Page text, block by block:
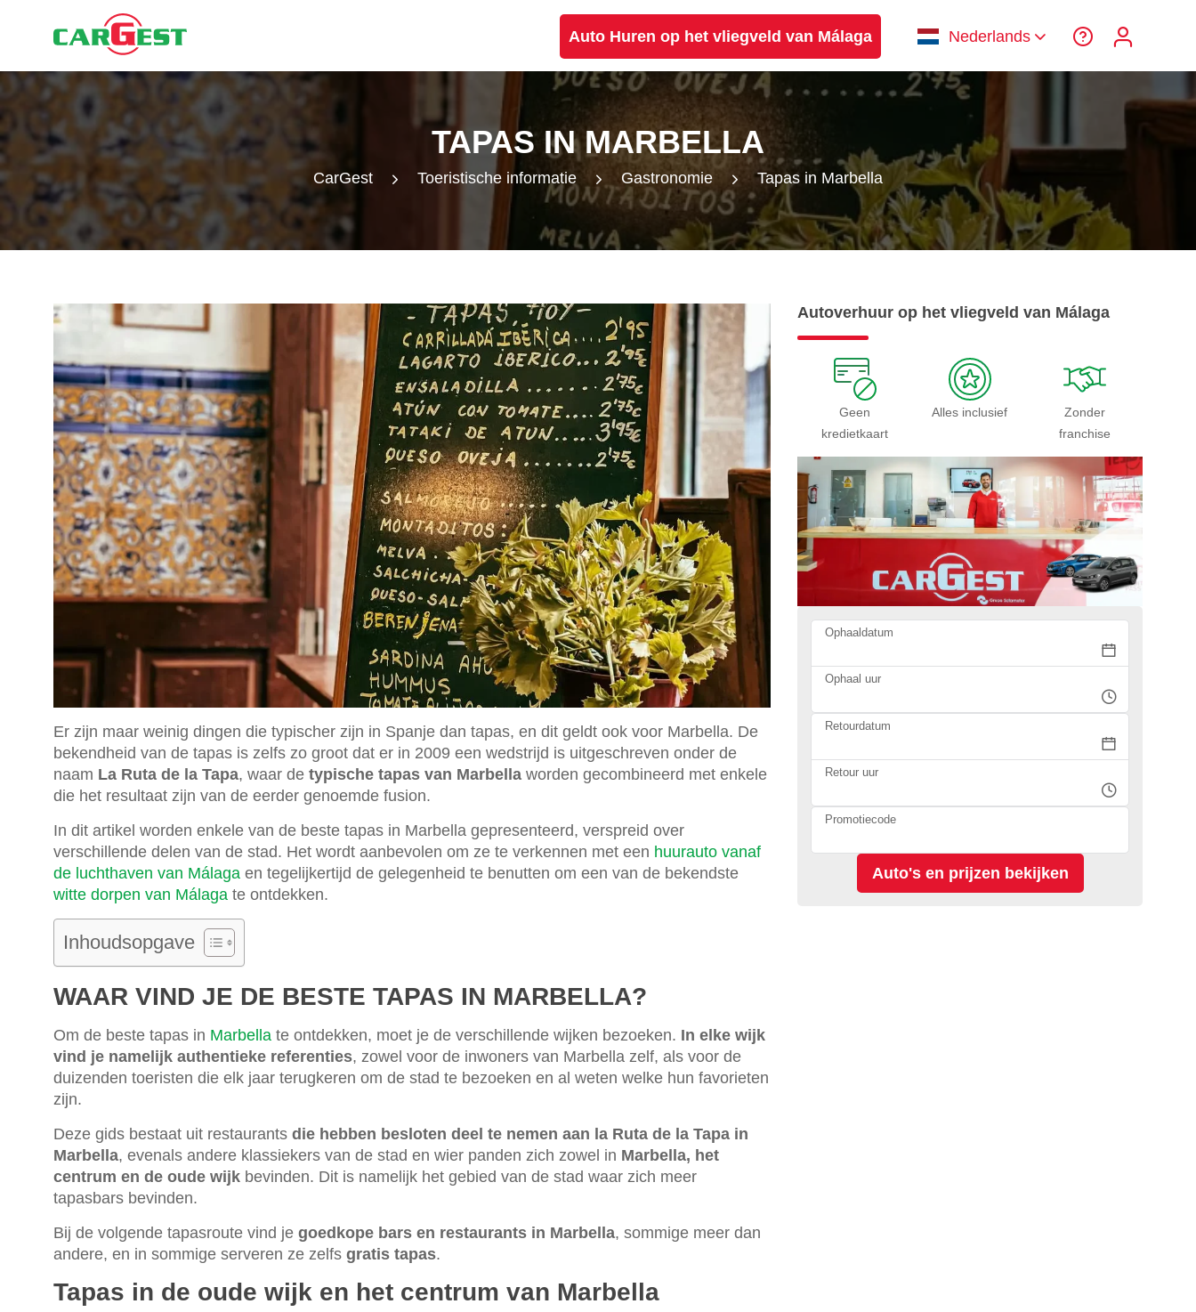
Auto Huren op het vliegveld van Málaga Nederlands
TAPAS IN MARBELLA
CarGest Toeristische informatie Gastronomie Tapas in Marbella
Er zijn maar weinig dingen die typischer zijn in Spanje dan tapas, en dit geldt ook voor Marbella. De
bekendheid van de tapas is zelfs zo groot dat er in 2009 een wedstrijd is uitgeschreven onder de
naam La Ruta de la Tapa, waar de typische tapas van Marbella worden gecombineerd met enkele
die het resultaat zijn van de eerder genoemde fusion.
In dit artikel worden enkele van de beste tapas in Marbella gepresenteerd, verspreid over
verschillende delen van de stad. Het wordt aanbevolen om ze te verkennen met een huurauto vanaf
de luchthaven van Málaga en tegelijkertijd de gelegenheid te benutten om een van de bekendste
witte dorpen van Málaga te ontdekken.
Inhoudsopgave
WAAR VIND JE DE BESTE TAPAS IN MARBELLA?
Om de beste tapas in Marbella te ontdekken, moet je de verschillende wijken bezoeken. In elke wijk
vind je namelijk authentieke referenties, zowel voor de inwoners van Marbella zelf, als voor de
duizenden toeristen die elk jaar terugkeren om de stad te bezoeken en al weten welke hun favorieten
zijn.
Deze gids bestaat uit restaurants die hebben besloten deel te nemen aan la Ruta de la Tapa in
Marbella, evenals andere klassiekers van de stad en wier panden zich zowel in Marbella, het
centrum en de oude wijk bevinden. Dit is namelijk het gebied van de stad waar zich meer
tapasbars bevinden.
Bij de volgende tapasroute vind je goedkope bars en restaurants in Marbella, sommige meer dan
andere, en in sommige serveren ze zelfs gratis tapas.
Tapas in de oude wijk en het centrum van Marbella
Autoverhuur op het vliegveld van Málaga
Geen
kredietkaart
Alles inclusief
Zonder
franchise
Ophaaldatum
Ophaal uur
Retourdatum
Retour uur
Promotiecode